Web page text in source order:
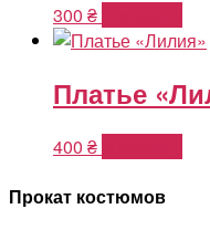
300 ₴
Платье
400 ₴
Прокат костюмов